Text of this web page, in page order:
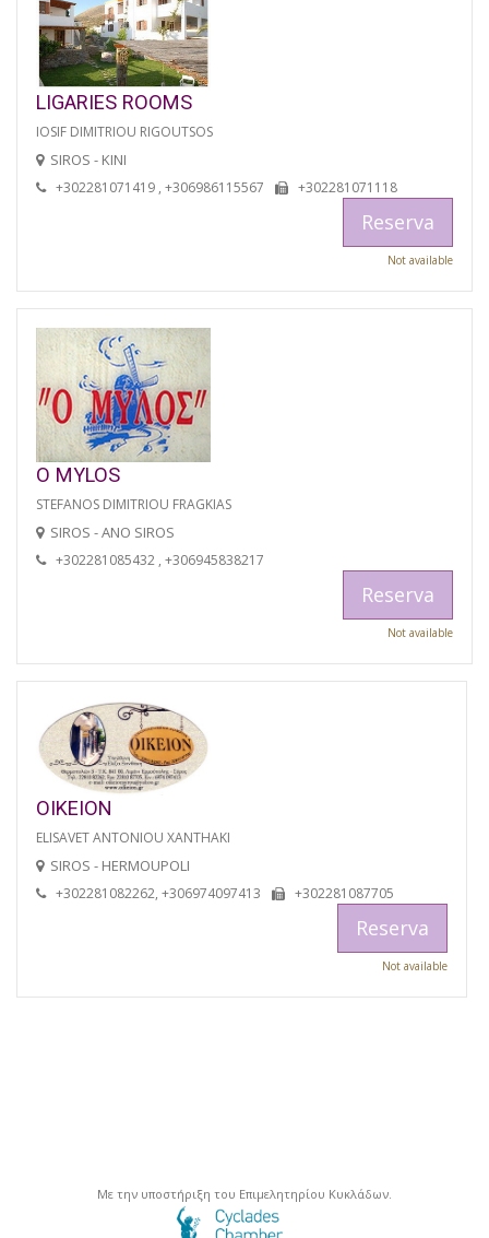
LIGARIES ROOMS
IOSIF DIMITRIOU RIGOUTSOS
SIROS - KINI
+302281071419 , +306986115567 +302281071118
Reserva
Not available
O MYLOS
STEFANOS DIMITRIOU FRAGKIAS
SIROS - ANO SIROS
+302281085432 , +306945838217
Reserva
Not available
OIKEION
ELISAVET ANTONIOU XANTHAKI
SIROS - HERMOUPOLI
+302281082262, +306974097413 +302281087705
Reserva
Not available
Με την υποστήριξη του Επιμελητηρίου Κυκλάδων.